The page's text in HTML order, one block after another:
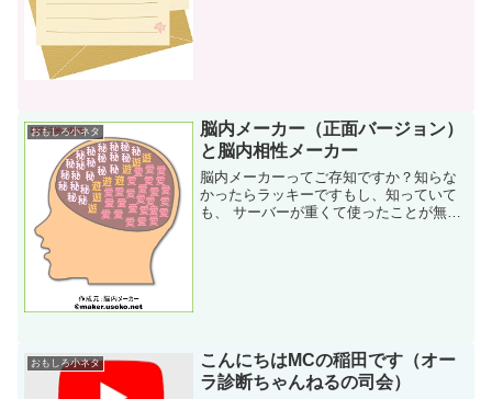
おもしろ小ネタ
脳内メーカー（正面バージョン）
と脳内相性メーカー
脳内メーカーってご存知ですか？知らな
かったらラッキーですもし、知っていて
も、 サーバーが重くて使ったことが無い
おもしろ小ネタ
こんにちはMCの稲田です（オー
ラ診断ちゃんねるの司会）